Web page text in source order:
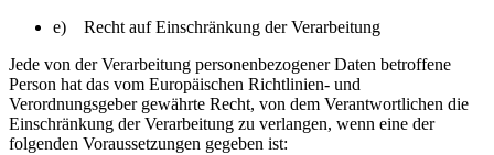
e) Recht auf Einschränkung der Verarbeitung
Jede von der Verarbeitung personenbezogener Daten betroffene
Person hat das vom Europäischen Richtlinien- und
Verordnungsgeber gewährte Recht, von dem Verantwortlichen die
Einschränkung der Verarbeitung zu verlangen, wenn eine der
folgenden Voraussetzungen gegeben ist: